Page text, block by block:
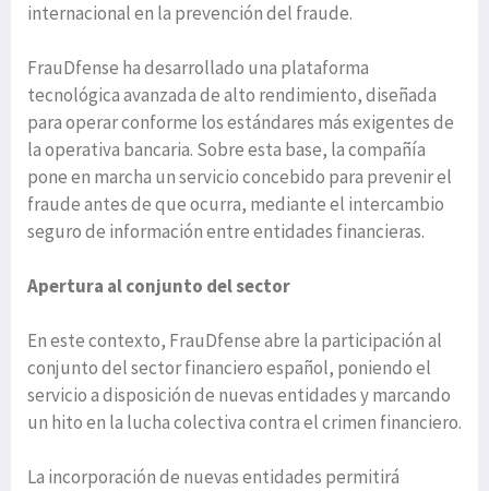
internacional en la prevención del fraude.
FrauDfense ha desarrollado una plataforma
tecnológica avanzada de alto rendimiento, diseñada
para operar conforme los estándares más exigentes de
la operativa bancaria. Sobre esta base, la compañía
pone en marcha un servicio concebido para prevenir el
fraude antes de que ocurra, mediante el intercambio
seguro de información entre entidades financieras.
Apertura al conjunto del sector
En este contexto, FrauDfense abre la participación al
conjunto del sector financiero español, poniendo el
servicio a disposición de nuevas entidades y marcando
un hito en la lucha colectiva contra el crimen financiero.
La incorporación de nuevas entidades permitirá